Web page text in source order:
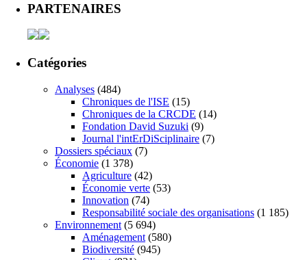
PARTENAIRES
Catégories
Analyses (484)
Chroniques de l'ISE (15)
Chroniques de la CRCDE (14)
Fondation David Suzuki (9)
Journal l'intErDiSciplinaire (7)
Dossiers spéciaux (7)
Économie (1 378)
Agriculture (42)
Économie verte (53)
Innovation (74)
Responsabilité sociale des organisations (1 185)
Environnement (5 694)
Aménagement (580)
Biodiversité (945)